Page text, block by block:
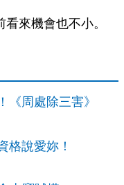
來機會也不小。
《周處除三害》
格說愛妳！